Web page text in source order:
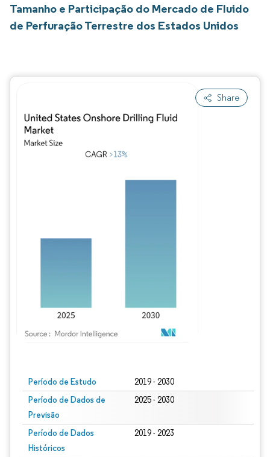
Tamanho e Participação do Mercado de Fluido
de Perfuração Terrestre dos Estados Unidos
Share
Período de Estudo 2019 - 2030
Período de Dados de
Previsão
2025 - 2030
Período de Dados
Históricos
2019 - 2023